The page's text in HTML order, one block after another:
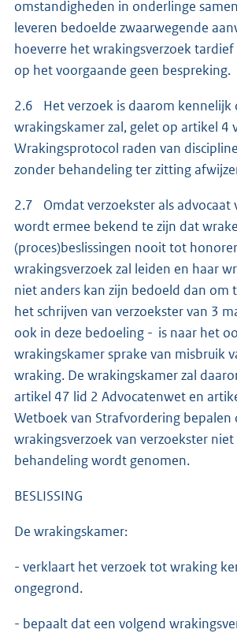
omstandigheden in onderlinge
leveren bedoelde zwaarwegende
hoeverre het wrakingsverzoek
op het voorgaande geen bespreking.
2.6 Het verzoek is daarom kennelijk
wrakingskamer zal, gelet op artikel 4
Wrakingsprotocol raden van
zonder behandeling ter zitting
2.7 Omdat verzoekster als advocaat
wordt ermee bekend te zijn dat
(proces)beslissingen nooit tot
wrakingsverzoek zal leiden en haar
niet anders kan zijn bedoeld dan om
het schrijven van verzoekster van 3
ook in deze bedoeling - is naar het
wrakingskamer sprake van misbruik
wraking. De wrakingskamer zal
artikel 47 lid 2 Advocatenwet en
Wetboek van Strafvordering bepalen
wrakingsverzoek van verzoekster
behandeling wordt genomen.
BESLISSING
De wrakingskamer:
- verklaart het verzoek tot wraking
ongegrond.
- bepaalt dat een volgend